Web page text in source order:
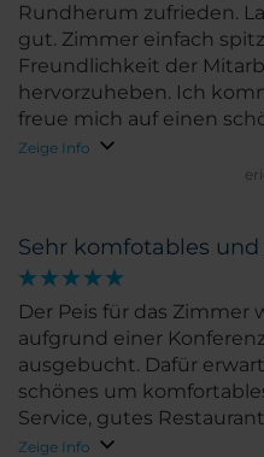
Rundherum zufrieden. Lage des Hotels auch sehr
gut. Zimmer einfach
Freundlichkeit der
hervorzuheben. Ich
freue mich auf einen
Zeige Info
Sehr komfotables
Der Peis für das Zimmer
aufgrund einer
ausgebucht. Dafür
schönes um
Service, gutes
Frühstücksbuffet.
Zeige Info